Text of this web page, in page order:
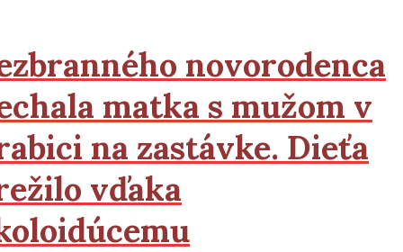
novorodenca
matka s mužom v
na zastávke. Dieťa
vďaka